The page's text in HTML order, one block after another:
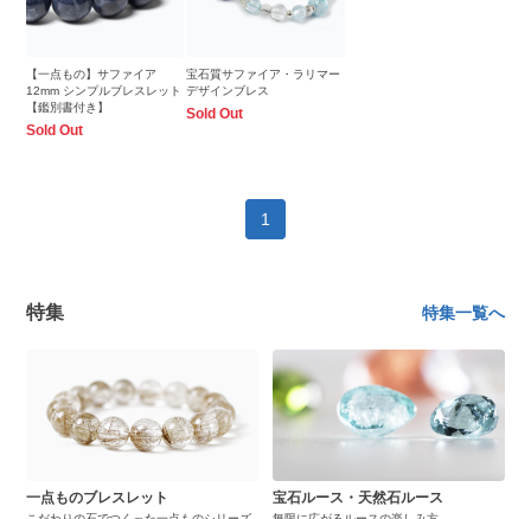
【一点もの】サファイア
12mm シンプルブレスレット
【鑑別書付き】
Sold Out
宝石質サファイア・ラリマー
デザインブレス
Sold Out
1
特集 特集一覧へ
一点ものブレスレット 宝石ルース・天然石ルース